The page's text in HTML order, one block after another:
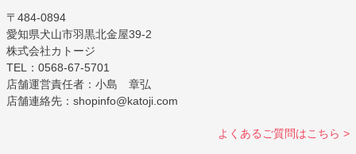
〒484-0894
愛知県犬山市羽黒北金屋39-2
株式会社カトージ
TEL：0568-67-5701
店舗運営責任者：小島 章弘
店舗連絡先：shopinfo@katoji.com
よくあるご質問はこちら >